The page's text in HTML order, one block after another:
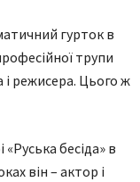
гурток в
трупи
і режисера. Цього ж
бесіда» в
він – актор і